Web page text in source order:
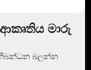
මාරු
බලන්න